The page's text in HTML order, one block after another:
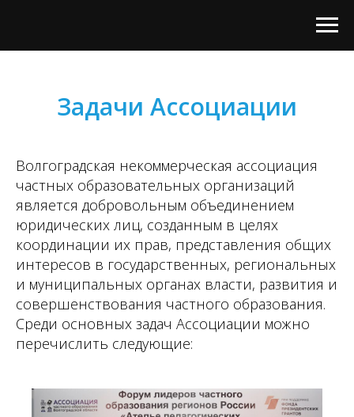
Задачи Ассоциации
Волгоградская некоммерческая ассоциация
частных образовательных организаций
является добровольным объединением
юридических лиц, созданным в целях
координации их прав, представления общих
интересов в государственных, региональных
и муниципальных органах власти, развития и
совершенствования частного образования.
Среди основных задач Ассоциации можно
перечислить следующие: